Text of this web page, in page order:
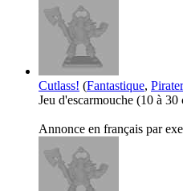
Cutlass! (Fantastique,
Jeu d'escarmouche (10 à 30
Annonce en français par